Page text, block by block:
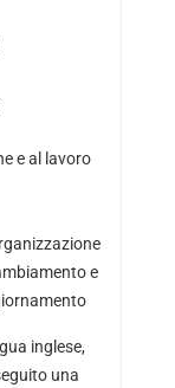
e al lavoro
e
inglese,
una